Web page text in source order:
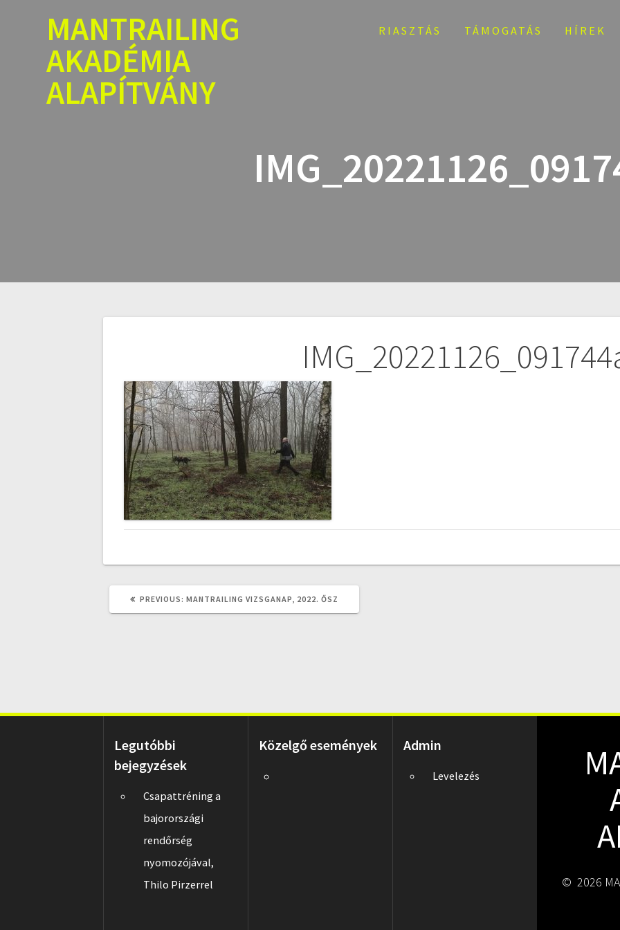
MANTRAILING
AKADÉMIA
ALAPÍTVÁNY
RIASZTÁS TÁMOGATÁS HÍREK
navigáció
PREVIOUS: PREVIOUS
MANTRAILING VIZSGANAP, 2022. ŐSZ
Legutóbbi
bejegyzések
Csapattréning a
bajorországi
rendőrség
nyomozójával,
Thilo Pirzerrel
Közelgő események Admin
Levelezés
© 2026